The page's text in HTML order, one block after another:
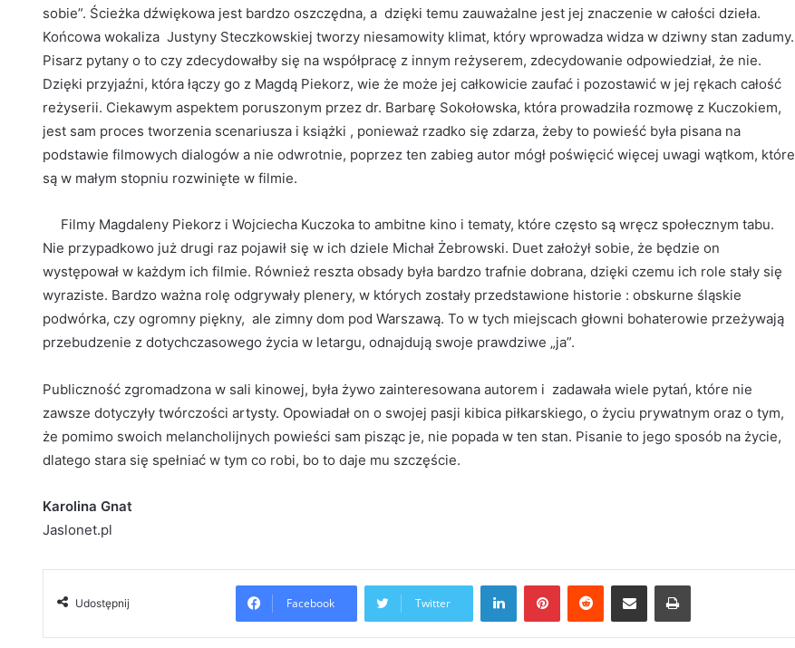
sobie”. Ścieżka dźwiękowa jest bardzo oszczędna, a dzięki temu zauważalne jest jej znaczenie w całości dzieła.
Końcowa wokaliza Justyny Steczkowskiej tworzy niesamowity klimat, który wprowadza widza w dziwny stan zadumy.
Pisarz pytany o to czy zdecydowałby się na współpracę z innym reżyserem, zdecydowanie odpowiedział, że nie.
Dzięki przyjaźni, która łączy go z Magdą Piekorz, wie że może jej całkowicie zaufać i pozostawić w jej rękach całość
reżyserii. Ciekawym aspektem poruszonym przez dr. Barbarę Sokołowska, która prowadziła rozmowę z Kuczokiem,
jest sam proces tworzenia scenariusza i książki , ponieważ rzadko się zdarza, żeby to powieść była pisana na
podstawie filmowych dialogów a nie odwrotnie, poprzez ten zabieg autor mógł poświęcić więcej uwagi wątkom, które
są w małym stopniu rozwinięte w filmie.
Filmy Magdaleny Piekorz i Wojciecha Kuczoka to ambitne kino i tematy, które często są wręcz społecznym tabu.
Nie przypadkowo już drugi raz pojawił się w ich dziele Michał Żebrowski. Duet założył sobie, że będzie on
występował w każdym ich filmie. Również reszta obsady była bardzo trafnie dobrana, dzięki czemu ich role stały się
wyraziste. Bardzo ważna rolę odgrywały plenery, w których zostały przedstawione historie : obskurne śląskie
podwórka, czy ogromny piękny, ale zimny dom pod Warszawą. To w tych miejscach głowni bohaterowie przeżywają
przebudzenie z dotychczasowego życia w letargu, odnajdują swoje prawdziwe „ja”.
Publiczność zgromadzona w sali kinowej, była żywo zainteresowana autorem i zadawała wiele pytań, które nie
zawsze dotyczyły twórczości artysty. Opowiadał on o swojej pasji kibica piłkarskiego, o życiu prywatnym oraz o tym,
że pomimo swoich melancholijnych powieści sam pisząc je, nie popada w ten stan. Pisanie to jego sposób na życie,
dlatego stara się spełniać w tym co robi, bo to daje mu szczęście.
Karolina Gnat
Jaslonet.pl
Udostępnij Facebook Twitter
LinkedIn